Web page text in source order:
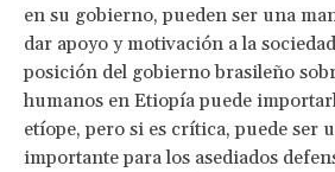
en su gobierno, pueden ser una
dar apoyo y motivación a la
posición del gobierno brasileño
humanos en Etiopía puede
etíope, pero si es crítica, puede ser
importante para los asediados